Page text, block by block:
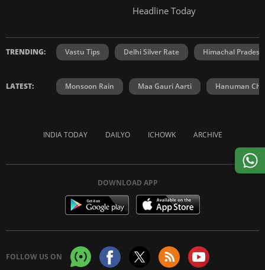
Headline Today
TRENDING: Vastu Tips Delhi Silver Rate Himachal
LATEST: Monsoon Rain Maa Gauri Aarti Hanuman
INDIA TODAY DAILYO ICHOWK ARCHIVE
DOWNLOAD APP
FOLLOW US ON